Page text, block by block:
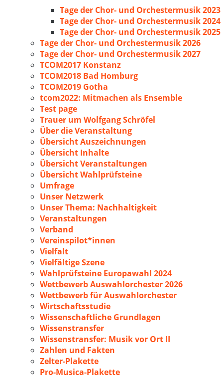
Tage der Chor- und Orchestermusik 2023
Tage der Chor- und Orchestermusik 2024
Tage der Chor- und Orchestermusik 2025
Tage der Chor- und Orchestermusik 2026
Tage der Chor- und Orchestermusik 2027
TCOM2017 Konstanz
TCOM2018 Bad Homburg
TCOM2019 Gotha
tcom2022: Mitmachen als Ensemble
Test page
Trauer um Wolfgang Schröfel
Über die Veranstaltung
Übersicht Auszeichnungen
Übersicht Inhalte
Übersicht Veranstaltungen
Übersicht Wahlprüfsteine
Umfrage
Unser Netzwerk
Unser Thema: Nachhaltigkeit
Veranstaltungen
Verband
Vereinspilot*innen
Vielfalt
Vielfältige Szene
Wahlprüfsteine Europawahl 2024
Wettbewerb Auswahlorchester 2026
Wettbewerb für Auswahlorchester
Wirtschaftsstudie
Wissenschaftliche Grundlagen
Wissenstransfer
Wissenstransfer: Musik vor Ort II
Zahlen und Fakten
Zelter-Plakette
Pro-Musica-Plakette